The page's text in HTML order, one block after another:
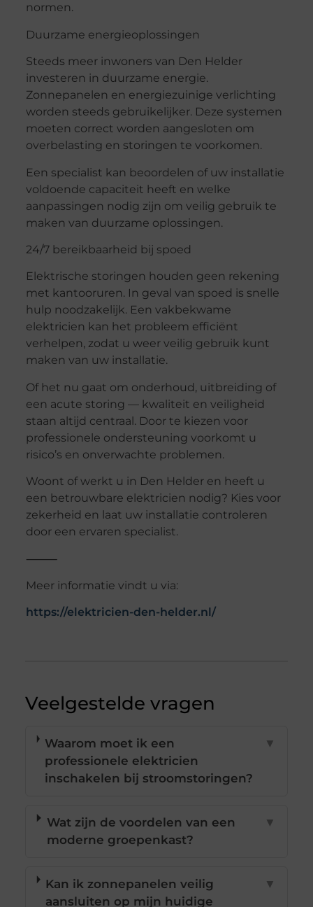
normen.
Duurzame energieoplossingen
Steeds meer inwoners van Den Helder
investeren in duurzame energie.
Zonnepanelen en energiezuinige verlichting
worden steeds gebruikelijker. Deze systemen
moeten correct worden aangesloten om
overbelasting en storingen te voorkomen.
Een specialist kan beoordelen of uw installatie
voldoende capaciteit heeft en welke
aanpassingen nodig zijn om veilig gebruik te
maken van duurzame oplossingen.
24/7 bereikbaarheid bij spoed
Elektrische storingen houden geen rekening
met kantooruren. In geval van spoed is snelle
hulp noodzakelijk. Een vakbekwame
elektricien kan het probleem efficiënt
verhelpen, zodat u weer veilig gebruik kunt
maken van uw installatie.
Of het nu gaat om onderhoud, uitbreiding of
een acute storing — kwaliteit en veiligheid
staan altijd centraal. Door te kiezen voor
professionele ondersteuning voorkomt u
risico’s en onverwachte problemen.
Woont of werkt u in Den Helder en heeft u
een betrouwbare elektricien nodig? Kies voor
zekerheid en laat uw installatie controleren
door een ervaren specialist.
⸻
Meer informatie vindt u via:
https://elektricien-den-helder.nl/
Veelgestelde vragen
Waarom moet ik een
professionele elektricien
inschakelen bij stroomstoringen?
▼
Wat zijn de voordelen van een
moderne groepenkast?
▼
Kan ik zonnepanelen veilig
aansluiten op mijn huidige
▼